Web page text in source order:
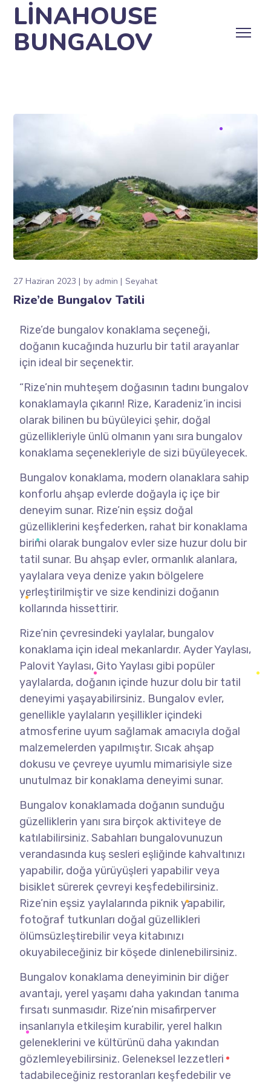
LİNAHOUSE
BUNGALOV
27 Haziran 2023 by admin Seyahat
Rize’de Bungalov Tatili
Rize’de bungalov konaklama seçeneği,
doğanın kucağında huzurlu bir tatil arayanlar
için ideal bir seçenektir.
“Rize’nin muhteşem doğasının tadını bungalov
konaklamayla çıkarın! Rize, Karadeniz’in incisi
olarak bilinen bu büyüleyici şehir, doğal
güzellikleriyle ünlü olmanın yanı sıra bungalov
konaklama seçenekleriyle de sizi büyüleyecek.
Bungalov konaklama, modern olanaklara sahip
konforlu ahşap evlerde doğayla iç içe bir
deneyim sunar. Rize’nin eşsiz doğal
güzelliklerini keşfederken, rahat bir konaklama
birimi olarak bungalov evler size huzur dolu bir
tatil sunar. Bu ahşap evler, ormanlık alanlara,
yaylalara veya denize yakın bölgelere
yerleştirilmiştir ve size kendinizi doğanın
kollarında hissettirir.
Rize’nin çevresindeki yaylalar, bungalov
konaklama için ideal mekanlardır. Ayder Yaylası,
Palovit Yaylası, Gito Yaylası gibi popüler
yaylalarda, doğanın içinde huzur dolu bir tatil
deneyimi yaşayabilirsiniz. Bungalov evler,
genellikle yaylaların yeşillikler içindeki
atmosferine uyum sağlamak amacıyla doğal
malzemelerden yapılmıştır. Sıcak ahşap
dokusu ve çevreye uyumlu mimarisiyle size
unutulmaz bir konaklama deneyimi sunar.
Bungalov konaklamada doğanın sunduğu
güzelliklerin yanı sıra birçok aktiviteye de
katılabilirsiniz. Sabahları bungalovunuzun
verandasında kuş sesleri eşliğinde kahvaltınızı
yapabilir, doğa yürüyüşleri yapabilir veya
bisiklet sürerek çevreyi keşfedebilirsiniz.
Rize’nin eşsiz yaylalarında piknik yapabilir,
fotoğraf tutkunları doğal güzellikleri
ölümsüzleştirebilir veya kitabınızı
okuyabileceğiniz bir köşede dinlenebilirsiniz.
Bungalov konaklama deneyiminin bir diğer
avantajı, yerel yaşamı daha yakından tanıma
fırsatı sunmasıdır. Rize’nin misafirperver
insanlarıyla etkileşim kurabilir, yerel halkın
geleneklerini ve kültürünü daha yakından
gözlemleyebilirsiniz. Geleneksel lezzetleri
tadabileceğiniz restoranları keşfedebilir ve